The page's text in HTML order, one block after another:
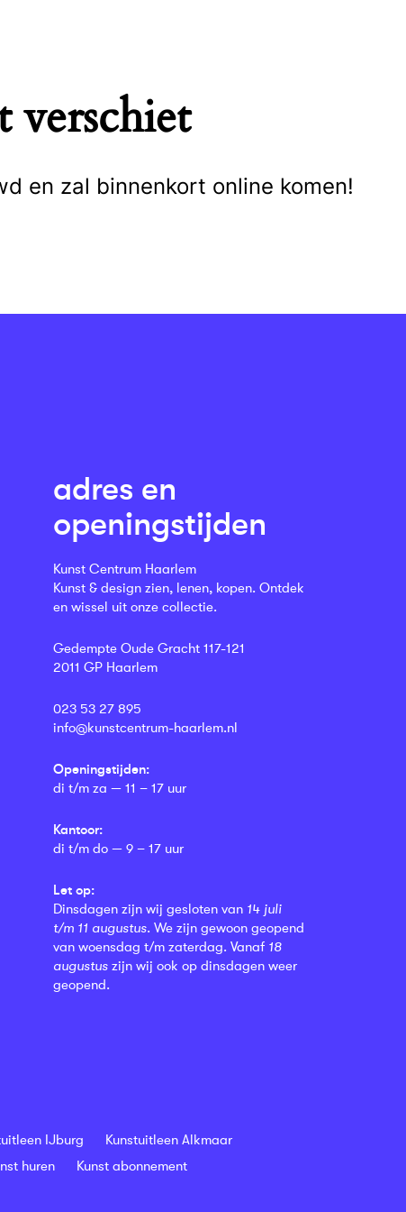
verschiet
en zal binnenkort online komen!
adres en
openingstijden
Kunst Centrum Haarlem
Kunst & design zien, lenen, kopen. Ontdek
en wissel uit onze collectie.
Gedempte Oude Gracht 117-121
2011 GP Haarlem
023 53 27 895
info@kunstcentrum-haarlem.nl
Openingstijden:
di t/m za — 11 – 17 uur
Kantoor:
di t/m do — 9 – 17 uur
Let op:
Dinsdagen zijn wij gesloten van 14 juli
t/m 11 augustus. We zijn gewoon geopend
van woensdag t/m zaterdag. Vanaf 18
augustus zijn wij ook op dinsdagen weer
geopend.
IJburg
Kunstuitleen Alkmaar
huren Kunst abonnement